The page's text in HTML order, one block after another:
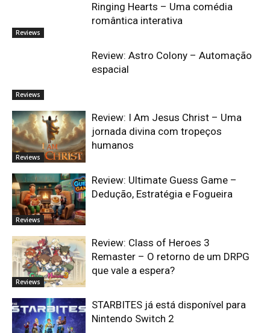
Reviews
Ringing Hearts – Uma comédia
romântica interativa
Reviews
Review: Astro Colony – Automação
espacial
Reviews
Review: I Am Jesus Christ – Uma
jornada divina com tropeços
humanos
Reviews
Review: Ultimate Guess Game –
Dedução, Estratégia e Fogueira
Reviews
Review: Class of Heroes 3
Remaster – O retorno de um DRPG
que vale a espera?
STARBITES já está disponível para
Nintendo Switch 2